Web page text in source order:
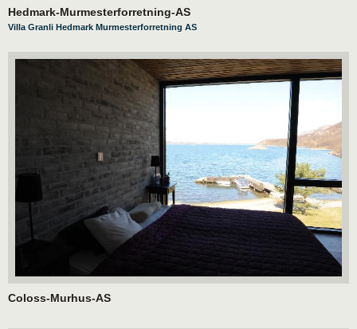
Hedmark-Murmesterforretning-AS
Villa Granli Hedmark Murmesterforretning AS
Coloss-Murhus-AS